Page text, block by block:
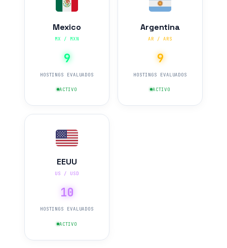
Mexico
MX / MXN
9
HOSTINGS EVALUADOS
ACTIVO
Argentina
AR / ARS
9
HOSTINGS EVALUADOS
ACTIVO
EEUU
US / USD
10
HOSTINGS EVALUADOS
ACTIVO